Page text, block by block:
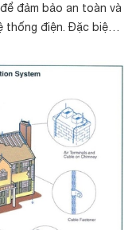
đảm bảo an toàn và
thống điện. Đặc biệt,